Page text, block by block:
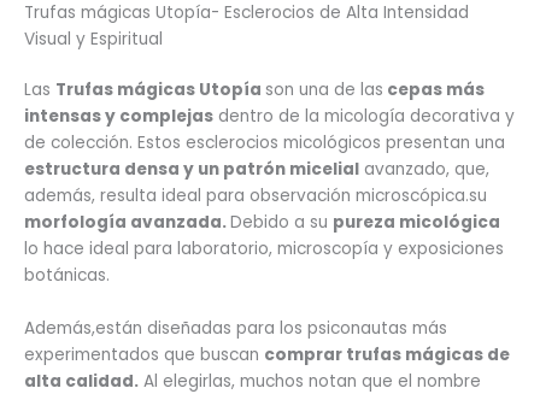
Trufas mágicas Utopía- Esclerocios de Alta Intensidad
Visual y Espiritual
Las Trufas mágicas Utopía son una de las cepas más
intensas y complejas dentro de la micología decorativa y
de colección. Estos esclerocios micológicos presentan una
estructura densa y un patrón micelial avanzado, que,
además, resulta ideal para observación microscópica.su
morfología avanzada.Debido a su pureza micológica
lo hace ideal para laboratorio, microscopía y exposiciones
botánicas.
Además,están diseñadas para los psiconautas más
experimentados que buscan comprar trufas mágicas de
alta calidad. Al elegirlas, muchos notan que el nombre